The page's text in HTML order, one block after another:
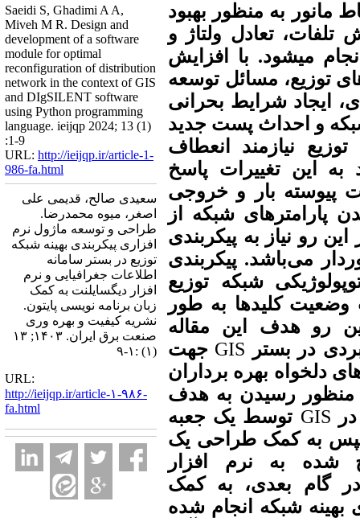
مانور به منظور بهبود
تعادل ولتاژ و
میشود. با افزایش
توزیع، مسائل توسعه
ایجاد شرایط بحرانی
و احداث پست جدید
نیازمند انعطاف
به این تغییرات پاسخ
پیوسته بار و خروجی
پارامترهای شبکه از
رو نیاز به پیکربندی
می‌باشد. پیکربندی
شبکه توزیع
وضعیت کلیدها به طور
رو هدف این مقاله
در بستر GIS جهت
دلخواه بهره برداران
منظور رسیدن به هدف
GIS توسط یک جعبه
به کمک طراحی یک
شده به نرم افزار
گام بعدی، به کمک
شبکه انجام شده
Saeidi S, Ghadimi A A,
Miveh M R. Design and
development of a software
module for optimal
reconfiguration of distribution
network in the context of GIS
and DIgSILENT software
using Python programming
language. ieijqp 2024; 13 (1)
:1-9
URL: http://ieijqp.ir/article-1-
986-fa.html
سعیدی صالح، قدیمی علی
اصغر، میوه محمدرضا.
طراحی و توسعه ماژول نرم
افزاری پیکربندی بهینه شبکه
توزیع در بستر سامانه
اطلاعات جغرافیایی و نرم
افزار دیگسایلنت به کمک
زبان برنامه نویسی پایتون.
نشریه کیفیت و بهره وری
صنعت برق ایران. ۱۴۰۳; ۱۳
(۱) :۱-۹
URL:
http://ieijqp.ir/article-۱-۹۸۶-
fa.html